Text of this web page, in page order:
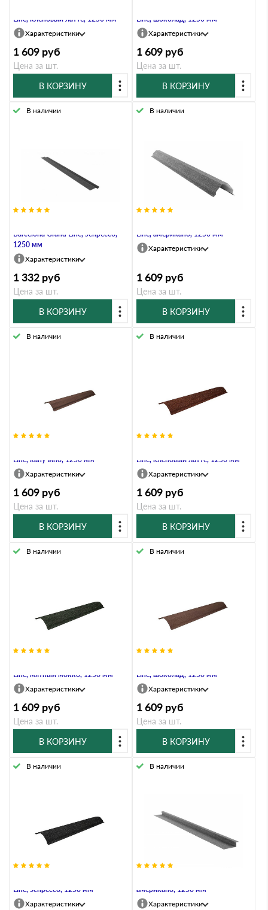
Line, кленовый латте, 1250 мм
Характеристики
1 609 руб
Цена за шт.
В КОРЗИНУ
Line, шоколад, 1250 мм
Характеристики
1 609 руб
Цена за шт.
В КОРЗИНУ
Barсelona Grand Line, эспрессо,
1250 мм
В наличии
Характеристики
1 332 руб
Цена за шт.
В КОРЗИНУ
Line, американо, 1250 мм
В наличии
Характеристики
1 609 руб
Цена за шт.
В КОРЗИНУ
Line, капучино, 1250 мм
В наличии
Характеристики
1 609 руб
Цена за шт.
В КОРЗИНУ
Line, кленовый латте, 1250 мм
В наличии
Характеристики
1 609 руб
Цена за шт.
В КОРЗИНУ
Line, мятный мокко, 1250 мм
В наличии
Характеристики
1 609 руб
Цена за шт.
В КОРЗИНУ
Line, шоколад, 1250 мм
В наличии
Характеристики
1 609 руб
Цена за шт.
В КОРЗИНУ
Line, эспрессо, 1250 мм
В наличии
Характеристики
американо, 1250 мм
В наличии
Характеристики